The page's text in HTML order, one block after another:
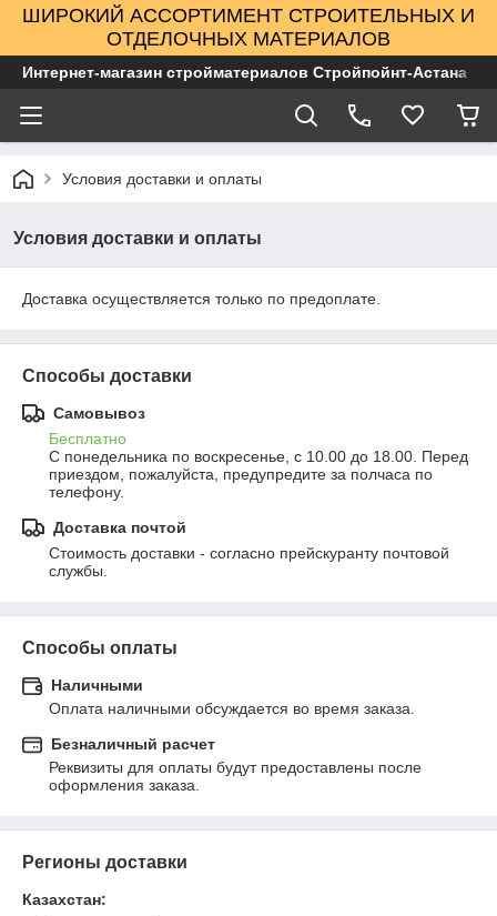
ШИРОКИЙ АССОРТИМЕНТ СТРОИТЕЛЬНЫХ И
ОТДЕЛОЧНЫХ МАТЕРИАЛОВ
Интернет-магазин стройматериалов Стройпойнт-Астана
Условия доставки и оплаты
Условия доставки и оплаты
Доставка осуществляется только по предоплате.
Способы доставки
Самовывоз
Бесплатно
С понедельника по воскресенье, с 10.00 до 18.00. Перед
приездом, пожалуйста, предупредите за полчаса по
телефону.
Доставка почтой
Стоимость доставки - согласно прейскуранту почтовой
службы.
Способы оплаты
Наличными
Оплата наличными обсуждается во время заказа.
Безналичный расчет
Реквизиты для оплаты будут предоставлены после
оформления заказа.
Регионы доставки
Казахстан: